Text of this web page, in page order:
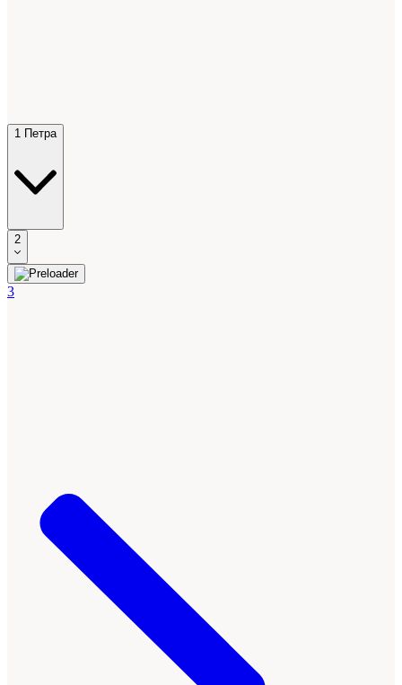
1 Петра
2
3